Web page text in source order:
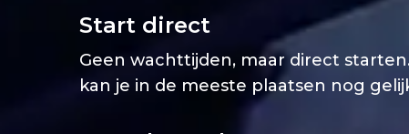
Start direct
Geen wachttijden, maar direct starten.
kan je in de meeste plaatsen nog